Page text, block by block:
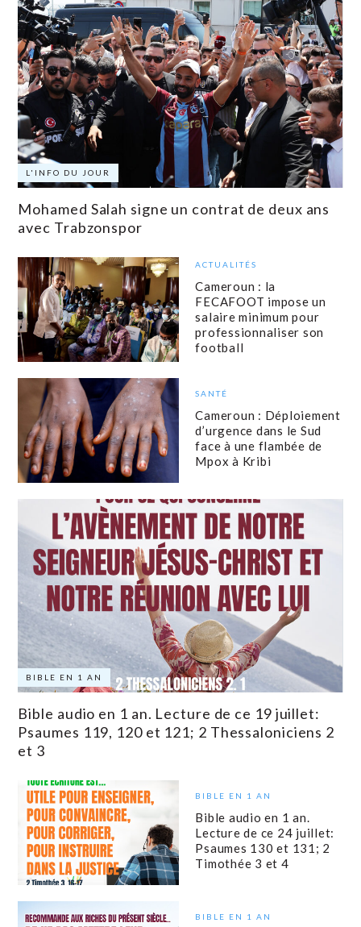
L'INFO DU JOUR
Mohamed Salah signe un contrat de deux ans
avec Trabzonspor
ACTUALITÉS
Cameroun : la
FECAFOOT impose un
salaire minimum pour
professionnaliser son
football
SANTÉ
Cameroun : Déploiement
d’urgence dans le Sud
face à une flambée de
Mpox à Kribi
BIBLE EN 1 AN
Bible audio en 1 an. Lecture de ce 19 juillet:
Psaumes 119, 120 et 121; 2 Thessaloniciens 2
et 3
BIBLE EN 1 AN
Bible audio en 1 an.
Lecture de ce 24 juillet:
Psaumes 130 et 131; 2
Timothée 3 et 4
BIBLE EN 1 AN